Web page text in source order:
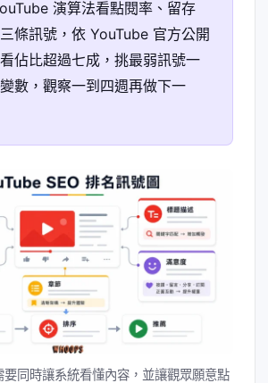
演算法看點閱率、留存
條訊號，依 YouTube 官方公開
佔比超過七成，挑最弱訊號一
數，觀察一到四週再做下一
同時讓系統看懂內容，並讓觀眾願意點